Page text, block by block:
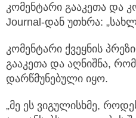
კომენტარი გააკეთა და
Journal-დან უთხრა:
კომენტარი ქვეყნის
გააკეთა და აღნიშნა,
დარწმუნებული იყო.
„მე ეს ვიგულისხმე,